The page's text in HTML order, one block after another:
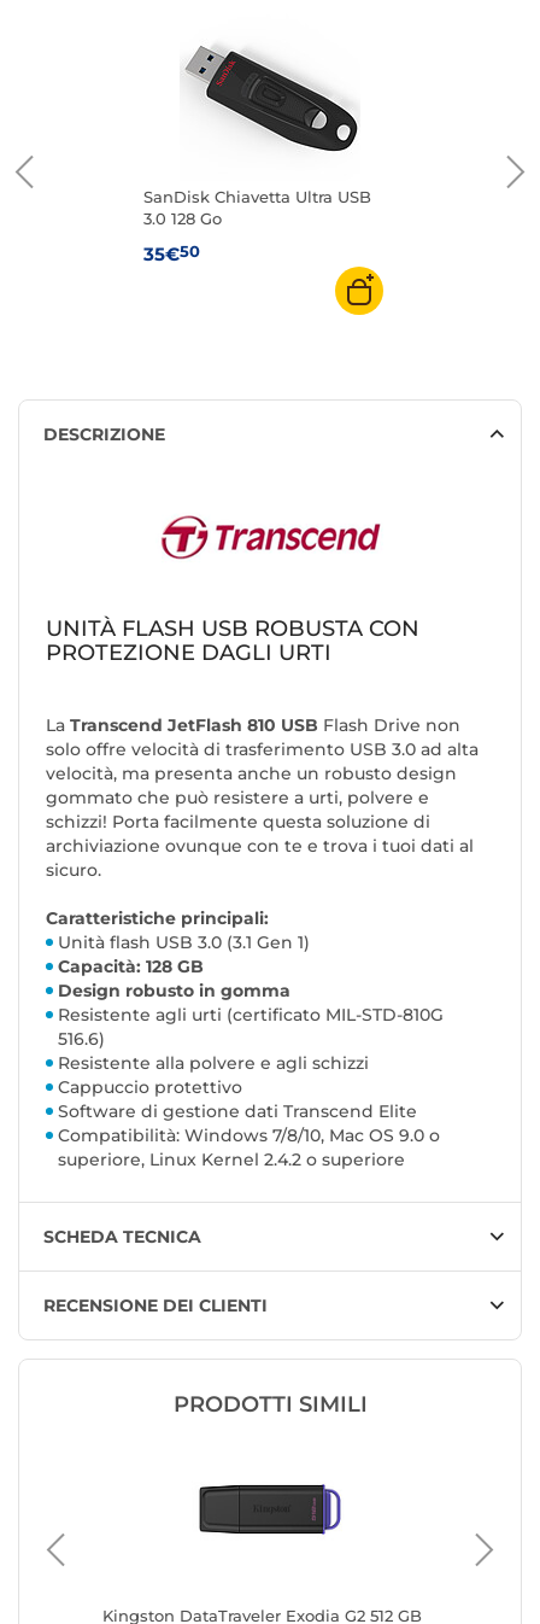
SanDisk Chiavetta Ultra USB
3.0 128 Go
35€50
DESCRIZIONE
UNITÀ FLASH USB ROBUSTA CON
PROTEZIONE DAGLI URTI
La Transcend JetFlash 810 USB Flash Drive non
solo offre velocità di trasferimento USB 3.0 ad alta
velocità, ma presenta anche un robusto design
gommato che può resistere a urti, polvere e
schizzi! Porta facilmente questa soluzione di
archiviazione ovunque con te e trova i tuoi dati al
sicuro.
Caratteristiche principali:
Unità flash USB 3.0 (3.1 Gen 1)
Capacità: 128 GB
Design robusto in gomma
Resistente agli urti (certificato MIL-STD-810G
516.6)
Resistente alla polvere e agli schizzi
Cappuccio protettivo
Software di gestione dati Transcend Elite
Compatibilità: Windows 7/8/10, Mac OS 9.0 o
superiore, Linux Kernel 2.4.2 o superiore
SCHEDA TECNICA
RECENSIONE DEI CLIENTI
PRODOTTI SIMILI
Kingston DataTraveler Exodia G2 512 GB